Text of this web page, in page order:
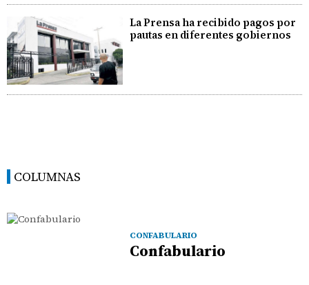
La Prensa ha recibido pagos por
pautas en diferentes gobiernos
COLUMNAS
CONFABULARIO
Confabulario